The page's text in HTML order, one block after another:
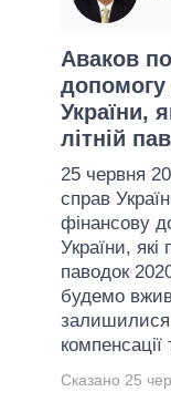
ОГЛЯДИ
КАБІНЕТ
ГОЛОВИ
МЕРИ
ВСІ
Аваков
допомогу
України,
літній
25 червня
справ
фінансову
України, які
паводок
будемо
Сказано 25